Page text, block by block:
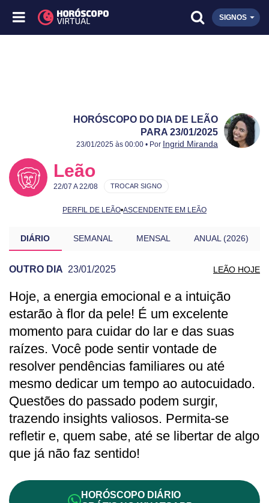
SIGNOS
HORÓSCOPO DO DIA DE LEÃO
PARA 23/01/2025
Publicado:
23/01/2025
Atualizado:
23/01/2025
23/01/2025 às 00:00 • Por Ingrid Miranda
Leão
22/07 A 22/08
PERFIL DE LEÃO•ASCENDENTE EM LEÃO
TROCAR SIGNO
DIÁRIO SEMANAL MENSAL ANUAL (2026)
OUTRO DIA 23/01/2025 LEÃO HOJE
PREVISÃO DE LEÃO PARA OUTRO DIA
Hoje, a energia emocional e a intuição
estarão à flor da pele! É um excelente
momento para cuidar do lar e das suas
raízes. Você pode sentir vontade de
resolver pendências familiares ou até
mesmo dedicar um tempo ao autocuidado.
Questões do passado podem surgir,
trazendo insights valiosos. Permita-se
refletir e, quem sabe, até se libertar de algo
que já não faz sentido!
HORÓSCOPO DIÁRIO